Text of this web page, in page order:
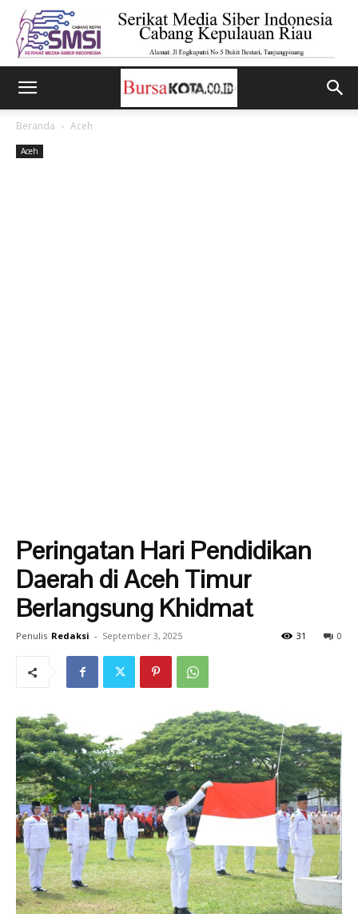
Beranda Aceh
Aceh
Peringatan Hari Pendidikan
Daerah di Aceh Timur
Berlangsung Khidmat
Penulis Redaksi - September 3, 2025 0
31